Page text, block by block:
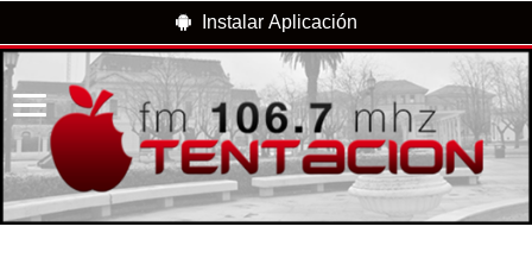
Instalar Aplicación